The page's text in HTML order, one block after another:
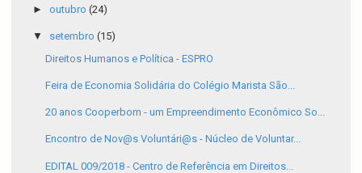
► outubro (24)
▼ setembro (15)
Direitos Humanos e Política - ESPRO
Feira de Economia Solidária do Colégio Marista São...
20 anos Cooperbom - um Empreendimento Econômico So...
Encontro de Nov@s Voluntári@s - Núcleo de Voluntar...
EDITAL 009/2018 - Centro de Referência em Direitos...